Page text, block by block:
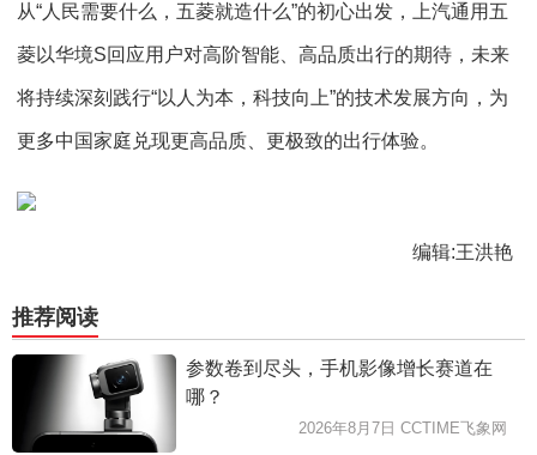
从“人民需要什么，五菱就造什么”的初心出发，上汽通用五
菱以华境S回应用户对高阶智能、高品质出行的期待，未来
将持续深刻践行“以人为本，科技向上”的技术发展方向，为
更多中国家庭兑现更高品质、更极致的出行体验。
编辑:王洪艳
推荐阅读
参数卷到尽头，手机影像增长赛道在
哪？
2026年8月7日 CCTIME飞象网